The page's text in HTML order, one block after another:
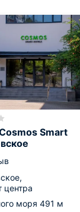
Smart
центра
моря 491 м